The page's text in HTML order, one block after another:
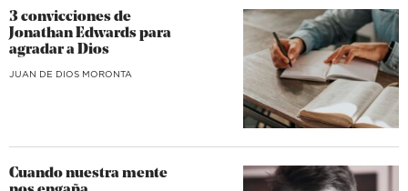
3 convicciones de
Jonathan Edwards para
agradar a Dios
JUAN DE DIOS MORONTA
Cuando nuestra mente